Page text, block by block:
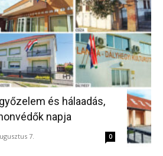
és hálaadás,
napja
7. 0